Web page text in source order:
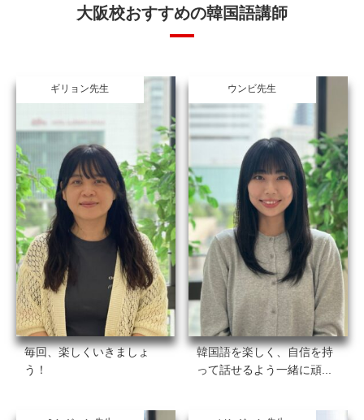
大阪校おすすめの韓国語講師
ギリョン先生
毎回、楽しくいきましょ
う！
ウンビ先生
韓国語を楽しく、自信を持
って話せるよう一緒に頑...